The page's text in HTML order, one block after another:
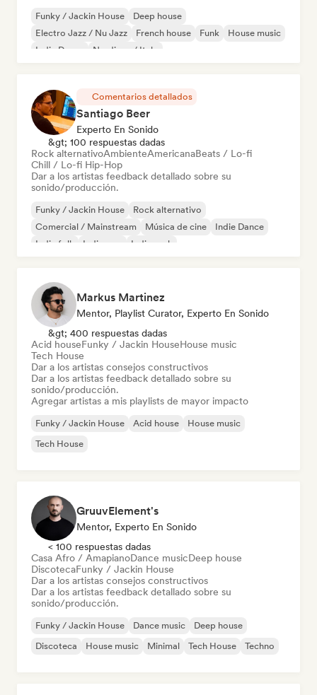
Funky / Jackin House
Deep house
Electro Jazz / Nu Jazz
French house Funk
House music
Indie Dance
Nu-disco / Italo
Comentarios detallados
Santiago Beer
Experto En Sonido
&gt; 100 respuestas dadas
Rock alternativoAmbienteAmericanaBeats / Lo-fi
Chill / Lo-fi Hip-Hop
Dar a los artistas feedback detallado sobre su
sonido/producción.
Funky / Jackin House
Rock alternativo
Comercial / Mainstream
Música de cine
Indie Dance
Indie folk
Indie pop Indie rock
Markus Martinez
Mentor, Playlist Curator, Experto En Sonido
&gt; 400 respuestas dadas
Acid houseFunky / Jackin HouseHouse music
Tech House
Dar a los artistas consejos constructivos
Dar a los artistas feedback detallado sobre su
sonido/producción.
Agregar artistas a mis playlists de mayor impacto
Funky / Jackin House Acid house
House music
Tech House
GruuvElement's
Mentor, Experto En Sonido
< 100 respuestas dadas
Casa Afro / AmapianoDance musicDeep house
DiscotecaFunky / Jackin House
Dar a los artistas consejos constructivos
Dar a los artistas feedback detallado sobre su
sonido/producción.
Funky / Jackin House Dance music
Deep house
Discoteca
House music Minimal Tech House Techno